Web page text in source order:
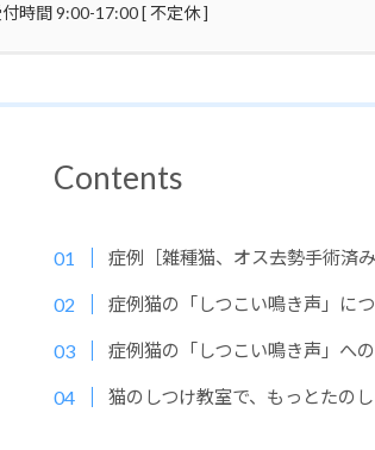
付時間 9:00-17:00 [ 不定休 ]
Contents
症例［雑種猫、オス去勢手術済み
症例猫の「しつこい鳴き声」に
症例猫の「しつこい鳴き声」へ
猫のしつけ教室で、もっとたの